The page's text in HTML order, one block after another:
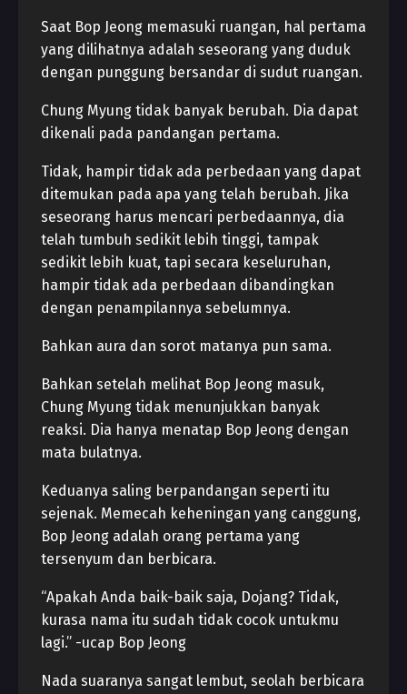
Saat Bop Jeong memasuki ruangan, hal pertama
yang dilihatnya adalah seseorang yang duduk
dengan punggung bersandar di sudut ruangan.
Chung Myung tidak banyak berubah. Dia dapat
dikenali pada pandangan pertama.
Tidak, hampir tidak ada perbedaan yang dapat
ditemukan pada apa yang telah berubah. Jika
seseorang harus mencari perbedaannya, dia
telah tumbuh sedikit lebih tinggi, tampak
sedikit lebih kuat, tapi secara keseluruhan,
hampir tidak ada perbedaan dibandingkan
dengan penampilannya sebelumnya.
Bahkan aura dan sorot matanya pun sama.
Bahkan setelah melihat Bop Jeong masuk,
Chung Myung tidak menunjukkan banyak
reaksi. Dia hanya menatap Bop Jeong dengan
mata bulatnya.
Keduanya saling berpandangan seperti itu
sejenak. Memecah keheningan yang canggung,
Bop Jeong adalah orang pertama yang
tersenyum dan berbicara.
“Apakah Anda baik-baik saja, Dojang? Tidak,
kurasa nama itu sudah tidak cocok untukmu
lagi.” -ucap Bop Jeong
Nada suaranya sangat lembut, seolah berbicara